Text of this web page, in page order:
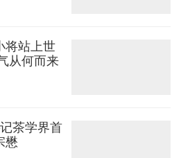
将站上世
从何而来
茶学界首
懋